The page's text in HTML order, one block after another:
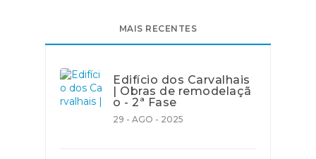
MAIS RECENTES
Edifício dos Carvalhais
| Obras de remodelaçã
o - 2ª Fase
29 - AGO - 2025